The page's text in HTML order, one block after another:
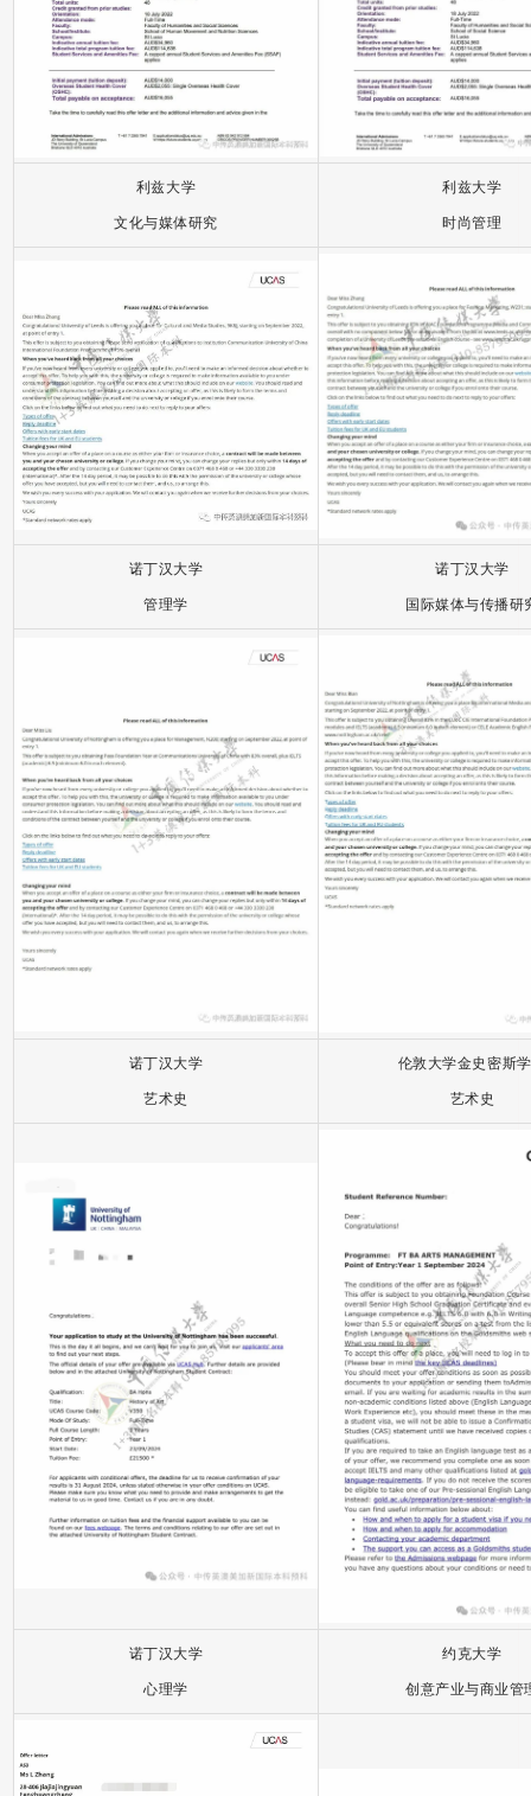
利兹大学
文化与媒体研究
利兹大学
时尚管理
诺丁汉大学
管理学
诺丁汉大学
国际媒体与传播研
诺丁汉大学
艺术史
伦敦大学金史密斯
艺术史
诺丁汉大学
心理学
约克大学
创意产业与商业管